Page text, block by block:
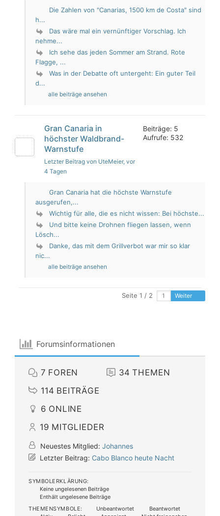
Die Zahlen von "Canarias, 1500 km de Costa" sind
h...
Das wäre mal ein vernünftiger Vorschlag. Ich
nehme...
Ich sehe das jeden Sommer am Strand. Rote
Flagge, ...
Was in der Debatte oft untergeht: Ein guter Teil
d...
alle beiträge ansehen
Gran Canaria in
höchster Waldbrand-
Warnstufe
Letzter Beitrag von UteMeier, vor
4 Tagen
Beiträge: 5
Aufrufe: 532
Gran Canaria hat die höchste Warnstufe
ausgerufen,...
Wichtig für alle, die es nicht wissen: Bei höchste...
Und bitte keine Drohnen fliegen lassen, wenn
Lösch...
Danke, das mit dem Grillverbot war mir so klar
nic...
alle beiträge ansehen
Seite 1 / 2 Weiter
Forumsinformationen
7 FOREN 34 THEMEN
114 BEITRÄGE
6 ONLINE
19 MITGLIEDER
Neuestes Mitglied: Johannes
Letzter Beitrag: Cabo Blanco heute Nacht
SYMBOLERKLÄRUNG:
Keine ungelesenen Beiträge
Enthält ungelesene Beiträge
THEMENSYMBOLE:
Unbeantwortet
Beantwortet